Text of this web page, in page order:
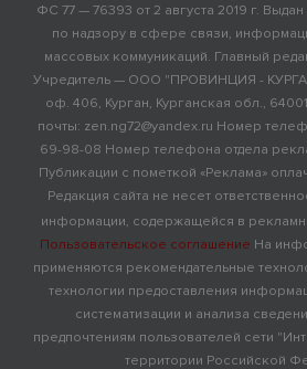
ФС 77 — 76393 от 2 августа 2019 г.
по надзору в сфере связи,
массовых коммуникаций. Главный
Учредитель — ООО "ПРОВИНЦИЯ -
оф. 406, Курган, Курганская обл.,
почты: zen.ng72@yandex.ru Номер
69-98-08 Номер телефона отдела
Публикации с пометкой «Реклама»
Редакция сайта не несет
информации, содержащейся в
Пользовательское соглашение На
применяются рекомендательные
технологии предоставления
систематизации и анализа
предпочтениям пользователей сети
территории Российской